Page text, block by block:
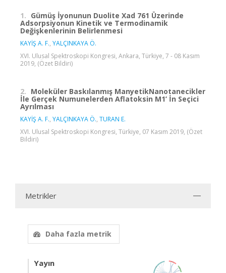
1. Gümüş İyonunun Duolite Xad 761 Üzerinde
Adsorpsiyonun Kinetik ve Termodinamik
Değişkenlerinin Belirlenmesi
KAYİŞ A. F., YALÇINKAYA Ö.
XVI. Ulusal Spektroskopi Kongresi, Ankara, Türkiye, 7 - 08 Kasım
2019, (Özet Bildiri)
2. Moleküler Baskılanmış ManyetikNanotanecikler
İle Gerçek Numunelerden Aflatoksin M1’ İn Seçici
Ayrılması
KAYİŞ A. F., YALÇINKAYA Ö., TURAN E.
XVI. Ulusal Spektroskopi Kongresi, Türkiye, 07 Kasım 2019, (Özet
Bildiri)
Metrikler
Daha fazla metrik
Yayın